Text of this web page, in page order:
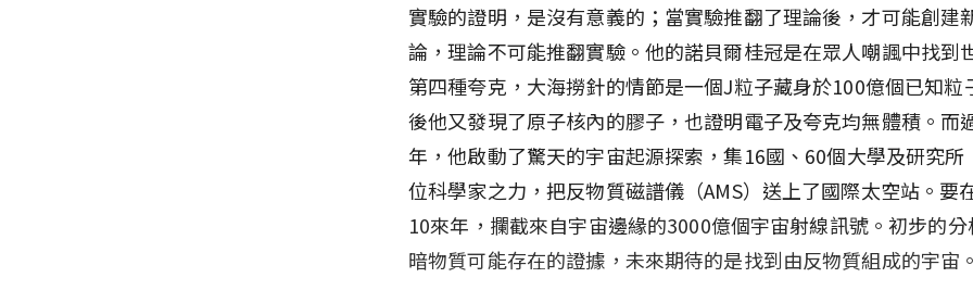
實驗的證明，是沒有意義的；當實驗推翻了理論後，才可能創建
論，理論不可能推翻實驗。他的諾貝爾桂冠是在眾人嘲諷中找到
第四種夸克，大海撈針的情節是一個J粒子藏身於100億個已知粒
後他又發現了原子核內的膠子，也證明電子及夸克均無體積。而
年，他啟動了驚天的宇宙起源探索，集16國、60個大學及研究所
位科學家之力，把反物質磁譜儀（AMS）送上了國際太空站。要
10來年，攔截來自宇宙邊緣的3000億個宇宙射線訊號。初步的
暗物質可能存在的證據，未來期待的是找到由反物質組成的宇宙